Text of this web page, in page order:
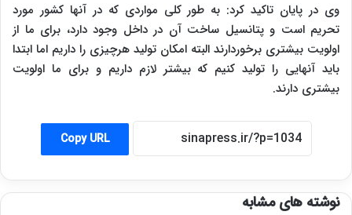
وی در پایان تاکید کرد: به طور کلی مواردی که در آنها کشور مورد
تحریم است و پتانسیل ساخت آن در داخل وجود دارد، برای ما از
اولویت بیشتری برخوردارند البته امکان تولید هرچیزی را داریم اما ابتدا
باید آنهایی را تولید کنیم که بیشتر لازم داریم و برای ما اولویت
بیشتری دارند.
Copy URL
نوشته های مشابه